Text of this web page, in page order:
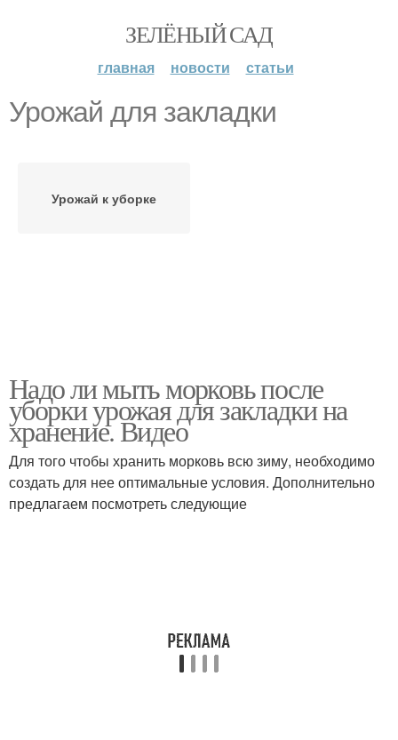
ЗЕЛЁНЫЙ САД
главная новости статьи
Урожай для закладки
Урожай к уборке
Надо ли мыть морковь после
уборки урожая для закладки на
хранение. Видео
Для того чтобы хранить морковь всю зиму, необходимо
создать для нее оптимальные условия. Дополнительно
предлагаем посмотреть следующие